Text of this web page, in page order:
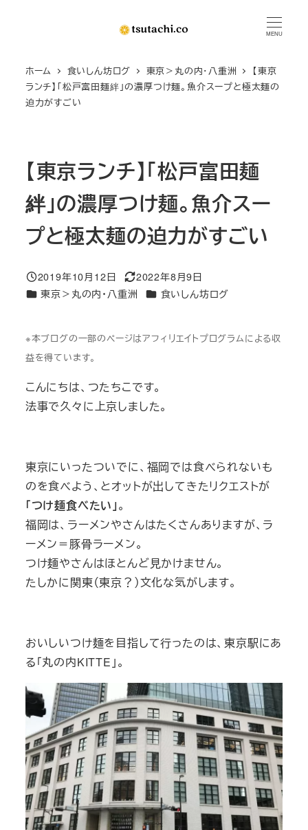
MENU
ホーム 食いしん坊ログ 東京＞丸の内・八重洲
【東京
ランチ】「松戸富田麺絆」の濃厚つけ麺。魚介スープと極太麺の
迫力がすごい
【東京ランチ】「松戸富田麺
絆」の濃厚つけ麺。魚介スー
プと極太麺の迫力がすごい
投稿日
2019年10月12日
更新日
2022年8月9日
カテゴリー
東京＞丸の内・八重洲 カテゴリー
食いしん坊ログ
※本ブログの一部のページはアフィリエイトプログラムによる収
益を得ています。
こんにちは、つたちこです。
法事で久々に上京しました。
東京にいったついでに、福岡では食べられないも
のを食べよう、とオットが出してきたリクエストが
「つけ麺食べたい」。
福岡は、ラーメンやさんはたくさんありますが、ラ
ーメン＝豚骨ラーメン。
つけ麺やさんはほとんど見かけません。
たしかに関東（東京？）文化な気がします。
おいしいつけ麺を目指して行ったのは、東京駅にあ
る「丸の内KITTE」。